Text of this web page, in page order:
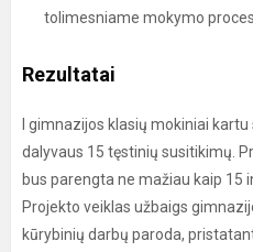
tolimesniame mokymo
Rezultatai
I gimnazijos klasių mokiniai
dalyvaus 15 tęstinių susitikimų.
bus parengta ne mažiau kaip 15
Projekto veiklas užbaigs
kūrybinių darbų paroda,